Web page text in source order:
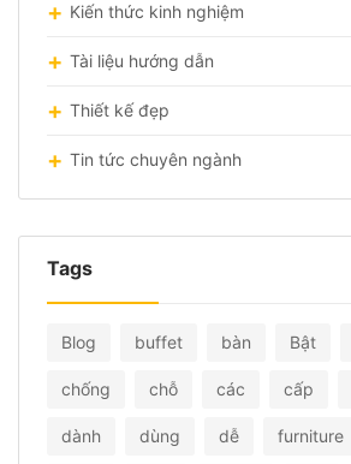
Kiến thức kinh nghiệm
Tài liệu hướng dẫn
Thiết kế đẹp
Tin tức chuyên ngành
Tags
Blog buffet bàn Bật
chống chỗ các cấp
dành dùng dễ furniture